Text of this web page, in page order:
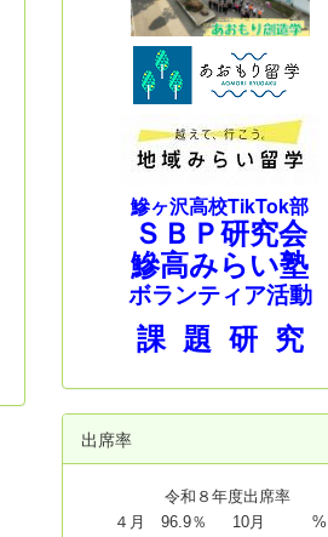
鰺ヶ沢高校TikTok部
ＳＢＰ研究会
鰺高みらい塾
ボランティア活動
課 題 研 究
出席率
令和８年度出席率
４月 96.9％ 10月 %